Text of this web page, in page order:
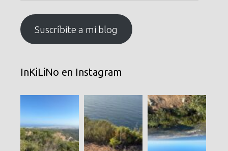
electrónico
Suscríbite a mi blog
InKiLiNo en Instagram